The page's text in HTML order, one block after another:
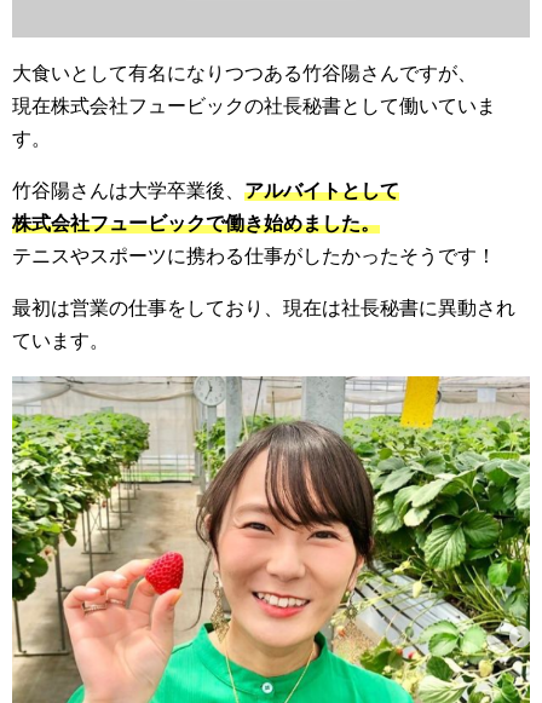
大食いとして有名になりつつある竹谷陽さんですが、
現在株式会社フュービックの社長秘書として働いていま
す。
竹谷陽さんは大学卒業後、 アルバイトとして
株式会社フュービックで働き始めました。
テニスやスポーツに携わる仕事がしたかったそうです！
最初は営業の仕事をしており、現在は社長秘書に異動され
ています。